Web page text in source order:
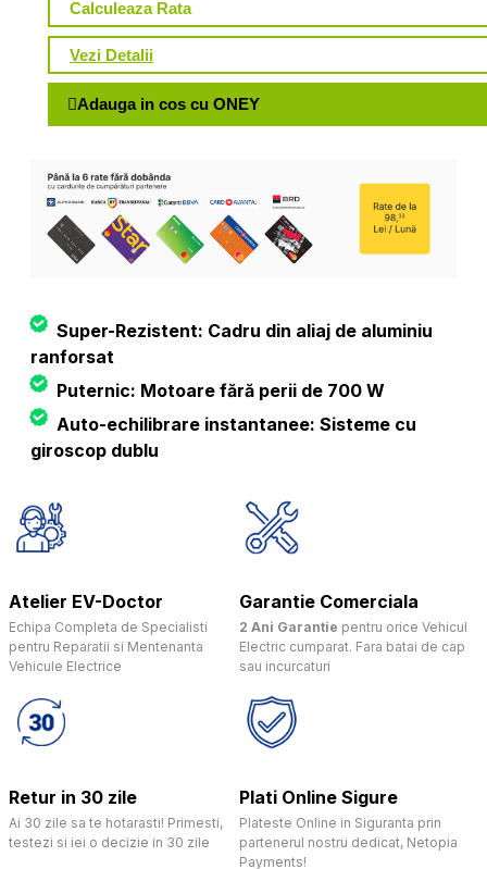
Calculeaza Rata
Vezi Detalii
Adauga in cos cu ONEY
Super-Rezistent: Cadru din aliaj de aluminiu
ranforsat
Puternic: Motoare fără perii de 700 W
Auto-echilibrare instantanee: Sisteme cu
giroscop dublu
Atelier EV-Doctor
Echipa Completa de Specialisti
pentru Reparatii si Mentenanta
Vehicule Electrice
Garantie Comerciala
2 Ani Garantie pentru orice Vehicul
Electric cumparat. Fara batai de cap
sau incurcaturi
Retur in 30 zile
Ai 30 zile sa te hotarasti! Primesti,
testezi si iei o decizie in 30 zile
Plati Online Sigure
Plateste Online in Siguranta prin
partenerul nostru dedicat, Netopia
Payments!